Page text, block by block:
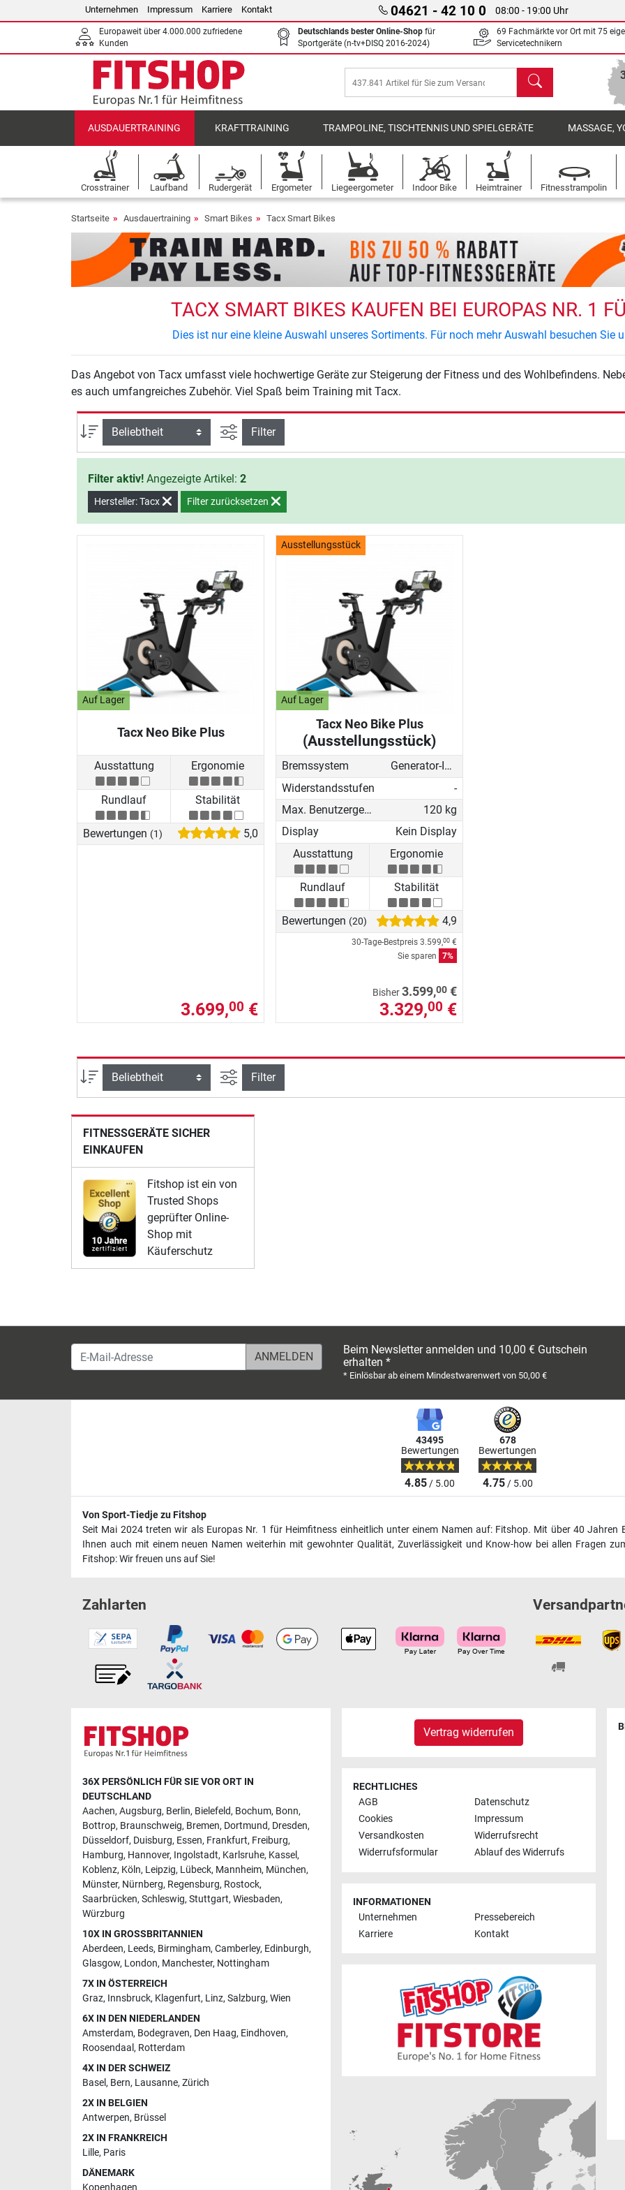
Unternehmen Impressum Karriere Kontakt 04621 - 42 10 0 08:00 - 19:00 Uhr
Europaweit über 4.000.000 zufriedene
Kunden
Deutschlands bester Online-Shop für
Sportgeräte (n-tv+DISQ 2016-2024)
69 Fachmärkte vor Ort mit 75
Servicetechnikern
Suchen
AUSDAUERTRAINING KRAFTTRAINING TRAMPOLINE, TISCHTENNIS UND SPIELGERÄTE MASSAGE,
Crosstrainer Laufband Rudergerät Ergometer Liegeergometer Indoor Bike Heimtrainer Fitnesstrampolin
Startseite Ausdauertraining Smart Bikes Tacx Smart Bikes
TACX SMART BIKES KAUFEN BEI EUROPAS NR. 1
Dies ist nur eine kleine Auswahl unseres Sortiments. Für noch mehr Auswahl besuchen Sie
Das Angebot von Tacx umfasst viele hochwertige Geräte zur Steigerung der Fitness und des Wohlbefindens.
es auch umfangreiches Zubehör. Viel Spaß beim Training mit Tacx.
Sortierung Ansicht filtern
Filter
Filter aktiv! Angezeigte Artikel: 2
Hersteller: Tacx Filter zurücksetzen
Auf Lager
Tacx Neo Bike Plus
Ausstattung Ergonomie
Rundlauf Stabilität
Bewertungen (1) 5,0
3.699,00 €
Ausstellungsstück
Auf Lager
Tacx Neo Bike Plus
(Ausstellungsstück)
Bremssystem
Generator-Induktionsbremse
Widerstandsstufen
-
Max. Benutzergewicht
120 kg
Display
Kein Display
Ausstattung
Ergonomie
Rundlauf Stabilität
Bewertungen (20) 4,9
30-Tage-Bestpreis 3.599,00 €
Sie sparen
7%
Bisher3.599,00 €
3.329,00 €
Sortierung Ansicht filtern
Filter
FITNESSGERÄTE SICHER
EINKAUFEN
Fitshop ist ein von
Trusted Shops
geprüfter Online-
Shop mit
Käuferschutz
E-Mail-Adresse
Beim Newsletter anmelden und 10,00 € Gutschein
erhalten *
* Einlösbar ab einem Mindestwarenwert von 50,00 €
43495
Bewertungen
4.85/ 5.00
678
Bewertungen
4.75/ 5.00
Von Sport-Tiedje zu Fitshop
Seit Mai 2024 treten wir als Europas Nr. 1 für Heimfitness einheitlich unter einem Namen auf: Fitshop. Mit über 40
Ihnen auch mit einem neuen Namen weiterhin mit gewohnter Qualität, Zuverlässigkeit und Know-how bei allen Fragen
Fitshop: Wir freuen uns auf Sie!
Zahlarten
36X PERSÖNLICH FÜR SIE VOR ORT IN
DEUTSCHLAND
Aachen, Augsburg, Berlin, Bielefeld, Bochum, Bonn,
Bottrop, Braunschweig, Bremen, Dortmund, Dresden,
Düsseldorf, Duisburg, Essen, Frankfurt, Freiburg,
Hamburg, Hannover, Ingolstadt, Karlsruhe, Kassel,
Koblenz, Köln, Leipzig, Lübeck, Mannheim, München,
Münster, Nürnberg, Regensburg, Rostock,
Saarbrücken, Schleswig, Stuttgart, Wiesbaden,
Würzburg
10X IN GROSSBRITANNIEN
Aberdeen, Leeds, Birmingham, Camberley, Edinburgh,
Glasgow, London, Manchester, Nottingham
7X IN ÖSTERREICH
Graz, Innsbruck, Klagenfurt, Linz, Salzburg, Wien
6X IN DEN NIEDERLANDEN
Amsterdam, Bodegraven, Den Haag, Eindhoven,
Roosendaal , Rotterdam
4X IN DER SCHWEIZ
Basel, Bern, Lausanne, Zürich
2X IN BELGIEN
Antwerpen, Brüssel
2X IN FRANKREICH
Lille, Paris
DÄNEMARK
Vertrag widerrufen
RECHTLICHES
AGB
Datenschutz
Cookies
Impressum
Versandkosten
Widerrufsrecht
Widerrufsformular
Ablauf des Widerrufs
INFORMATIONEN
Unternehmen
Pressebereich
Karriere
Kontakt